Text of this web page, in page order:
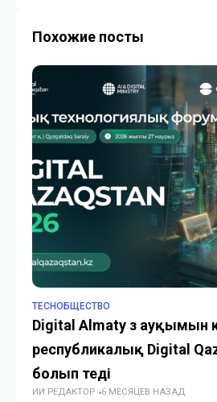
Похожие посты
TECHОБЩЕСТВО
Digital Almaty өз ауқымын
республикалық Digital
болып өтеді
ИИ РЕДАКТОР 6 МЕСЯЦЕВ НАЗАД